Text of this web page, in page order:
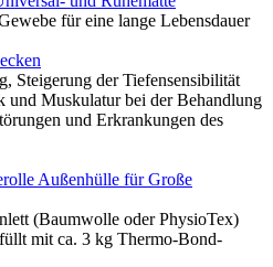
für eine lange Lebensdauer
Steigerung der Tiefensensibilität
und Muskulatur bei der Behandlung
und Erkrankungen des
Außenhülle für Große
(Baumwolle oder PhysioTex)
mit ca. 3 kg Thermo-Bond-